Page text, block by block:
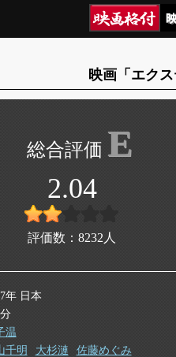
映画「エク
E
2.04
評価数： 8232 人
年 日本
温
千明 大杉漣
佐藤めぐみ